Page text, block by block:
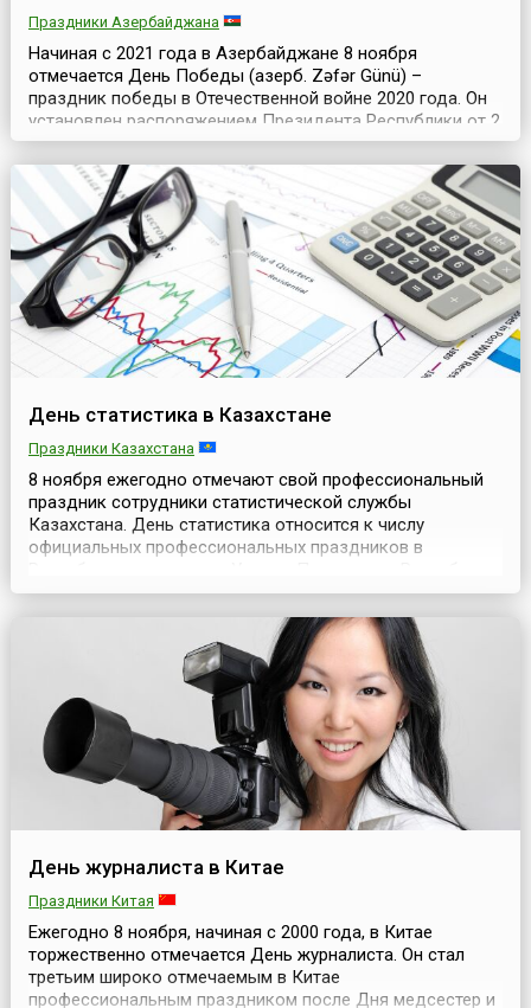
Праздники Азербайджана
Начиная с 2021 года в Азербайджане 8 ноября
отмечается День Победы (азерб. Zəfər Günü) –
праздник победы в Отечественной войне 2020 года. Он
установлен распоряжением Президента Республики от 2
декабря 2020 года и является государственным
праздником в стране. Отечественной войной 2020 года в
Азербайджане официально называется
крупномасштабный вооруженный конфликт в Нагорном
Карабахе, начавшийся...
День статистика в Казахстане
Праздники Казахстана
8 ноября ежегодно отмечают свой профессиональный
праздник сотрудники статистической службы
Казахстана. День статистика относится к числу
официальных профессиональных праздников в
Казахстан от 20 января 1998 года № 3827. В качестве
даты празднования выбрано 8 ноября, так как именно в
этот день в 1920 году была образована служба
День журналиста в Китае
Праздники Китая
Ежегодно 8 ноября, начиная с 2000 года, в Китае
торжественно отмечается День журналиста. Он стал
третьим широко отмечаемым в Китае
профессиональным праздником после Дня медсестер и